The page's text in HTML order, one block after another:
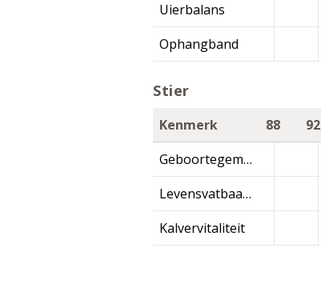
Uierbalans
Ophangband
Stier
Kenmerk 88 92
Geboortegemak
Levensvatbaarheid
Kalvervitaliteit